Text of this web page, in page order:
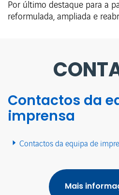
Por último destaque para a
reformulada, ampliada e
Contactos da
imprensa
Contactos da equipa de
Mais